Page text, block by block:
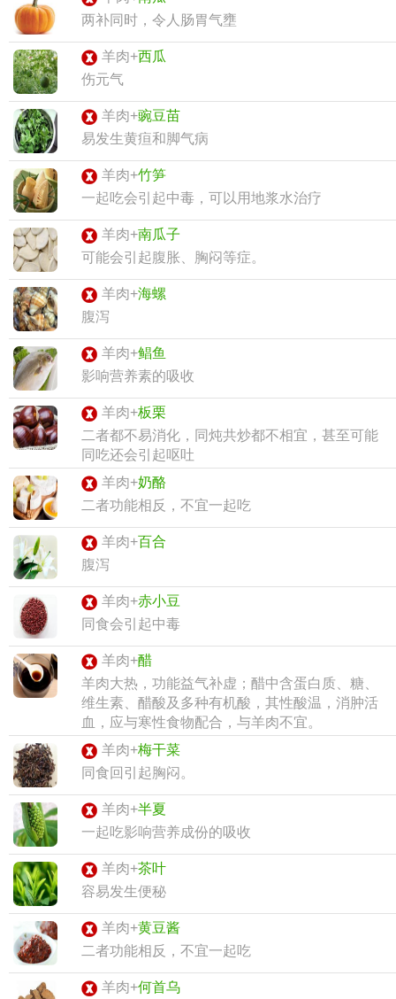
两补同时，令人肠胃气壅
羊肉+西瓜
伤元气
羊肉+豌豆苗
易发生黄疸和脚气病
羊肉+竹笋
一起吃会引起中毒，可以用地浆水治疗
羊肉+南瓜子
可能会引起腹胀、胸闷等症。
羊肉+海螺
腹泻
羊肉+鲳鱼
影响营养素的吸收
羊肉+板栗
二者都不易消化，同炖共炒都不相宜，甚至可能
同吃还会引起呕吐
羊肉+奶酪
二者功能相反，不宜一起吃
羊肉+百合
腹泻
羊肉+赤小豆
同食会引起中毒
羊肉+醋
羊肉大热，功能益气补虚；醋中含蛋白质、糖、
维生素、醋酸及多种有机酸，其性酸温，消肿活
血，应与寒性食物配合，与羊肉不宜。
羊肉+梅干菜
同食回引起胸闷。
羊肉+半夏
一起吃影响营养成份的吸收
羊肉+茶叶
容易发生便秘
羊肉+黄豆酱
二者功能相反，不宜一起吃
羊肉+何首乌